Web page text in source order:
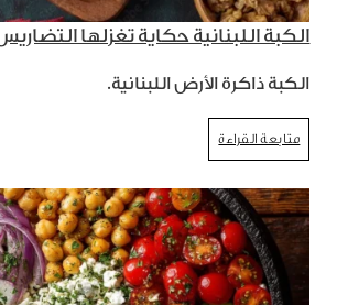
الكبة اللبنانية حكاية تغزلها
الكبة ذاكرة الأرض اللبنانية.
متابعة القراءة